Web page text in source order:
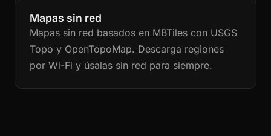
Mapas sin red
Mapas sin red basados en MBTiles con USGS
Topo y OpenTopoMap. Descarga regiones
por Wi-Fi y úsalas sin red para siempre.